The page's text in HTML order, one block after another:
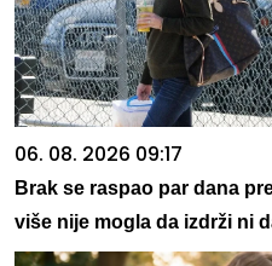
06. 08. 2026 09:17
Brak se raspao par dana
više nije mogla da izdrži ni